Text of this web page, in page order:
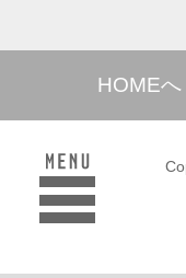
HOMEへ